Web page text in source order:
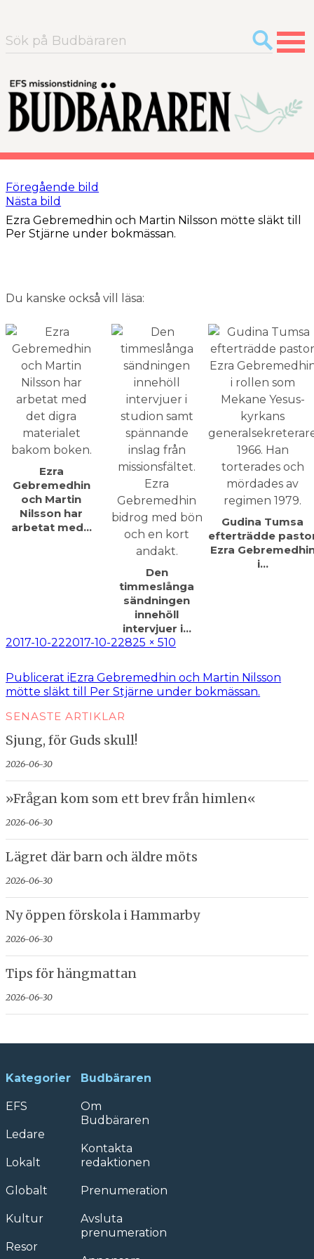
Sök
efter:
Föregående bild
Nästa bild
Ezra Gebremedhin och Martin Nilsson mötte släkt till
Per Stjärne under bokmässan.
Du kanske också vill läsa:
Ezra
Gebremedhin
och Martin
Nilsson har
arbetat med…
Den
timmeslånga
sändningen
inne­höll
intervjuer i…
Gudina Tumsa
efterträdde
Ezra
i…
Postat
2017-10-222017-10-22Full
825 × 510
Inläggsnavigering
Publicerat iEzra Gebremedhin och Martin Nilsson
mötte släkt till Per Stjärne under bokmässan.
SENASTE ARTIKLAR
Sjung, för Guds skull!
2026-06-30
»Frågan kom som ett brev från himlen«
2026-06-30
Lägret där barn och äldre möts
2026-06-30
Ny öppen förskola i Hammarby
2026-06-30
Tips för hängmattan
2026-06-30
Kategorier
EFS
Ledare
Lokalt
Globalt
Kultur
Resor
Budbäraren
Om
Budbäraren
Kontakta
redaktionen
Prenumeration
Avsluta
prenumeration